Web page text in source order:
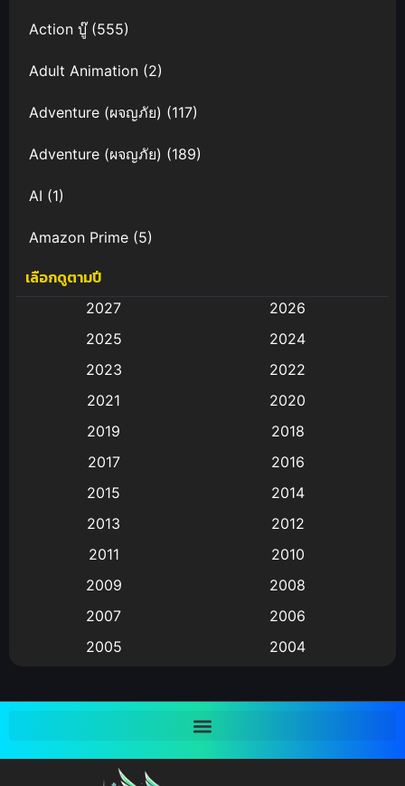
Action บู๊(555)
Adult Animation (2)
Adventure (ผจญภัย) (117)
Adventure (ผจญภัย) (189)
AI (1)
Amazon Prime (5)
Anal (ประตูหลัง)
Animation การ์ตูน
Animation อนิเมะ
Animation แอนิเมชัน
(9)
Big tits (นมใหญ่)
Bitch (ผู้หญิงร่าน)
Bondage (ทาส)(1)
เลือกดูตามปี
2027
2026
2025
2024
2023
2022
2021
2020
2019
2018
2017
2016
2015
2014
2013
2012
2011
2010
2009
2008
2007
2006
2005
2004
1997